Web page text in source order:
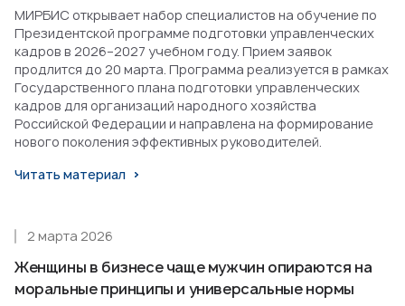
МИРБИС открывает набор специалистов на обучение по
Президентской программе подготовки управленческих
кадров в 2026–2027 учебном году. Прием заявок
продлится до 20 марта. Программа реализуется в рамках
Государственного плана подготовки управленческих
кадров для организаций народного хозяйства
Российской Федерации и направлена на формирование
нового поколения эффективных руководителей.
Читать материал
Женщины в бизнесе чаще мужчин опираются на
моральные принципы и универсальные нормы
2 марта 2026